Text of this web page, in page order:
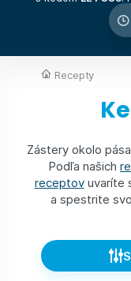
Recepty
Zástery okolo
Podľa našich
receptovuvaríte
a spestrite